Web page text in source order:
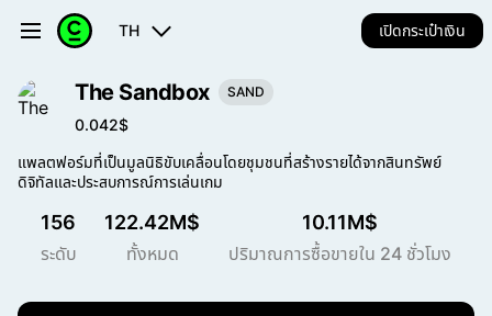
TH เปิดกระเป๋าเงิน
The Sandbox SAND
0.042$
แพลตฟอร์มที่เป็นมูลนิธิขับเคลื่อนโดยชุมชนที่สร้างรายได้จากสินทรัพย์
ดิจิทัลและประสบการณ์การเล่นเกม
156
ระดับ
122.42M$
ทั้งหมด
10.11M$
ปริมาณการซื้อขายใน 24 ชั่วโมง